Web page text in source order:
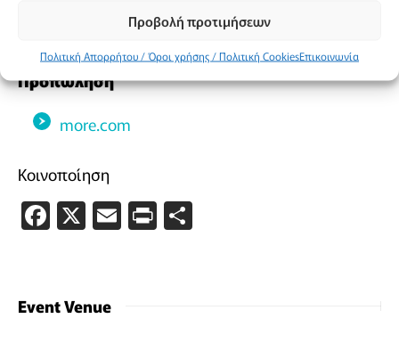
Προβολή προτιμήσεων
Πολιτική Απορρήτου / Όροι χρήσης / Πολιτική CookiesΕπικοινωνία
Μειωμένης ορατότητας: 15 €
Προπώληση
more.com
Κοινοποίηση
Facebook
X EmailPrintFriendly
Event Venue